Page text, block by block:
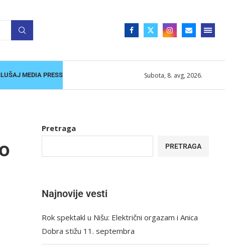
MEDIA PRESS Subota, 8. avg, 2026.
Pretraga
PRETRAGA
Najnovije vesti
Rok spektakl u Nišu: Električni orgazam i Anica
Dobra stižu 11. septembra